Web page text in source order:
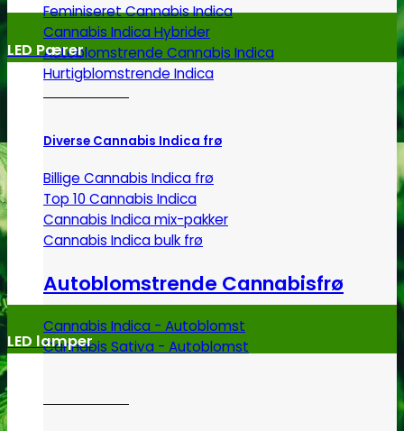
Feminiseret Cannabis Indica
Cannabis Indica Hybrider
Autoblomstrende Cannabis Indica
Hurtigblomstrende Indica
Diverse Cannabis Indica frø
Billige Cannabis Indica frø
Top 10 Cannabis Indica
Cannabis Indica mix-pakker
Cannabis Indica bulk frø
Autoblomstrende Cannabisfrø
Cannabis Indica - Autoblomst
Cannabis Sativa - Autoblomst
LED Pærer
LED lamper